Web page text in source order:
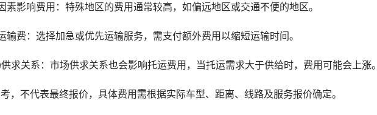
素影响费用：特殊地区的费用通常较高，如偏远地区或交通不便的地区。
输费：选择加急或优先运输服务，需支付额外费用以缩短运输时间。
求关系：市场供求关系也会影响托运费用，当托运需求大于供给时，费用可能会上涨
，不代表最终报价，具体费用需根据实际车型、距离、线路及服务报价确定。